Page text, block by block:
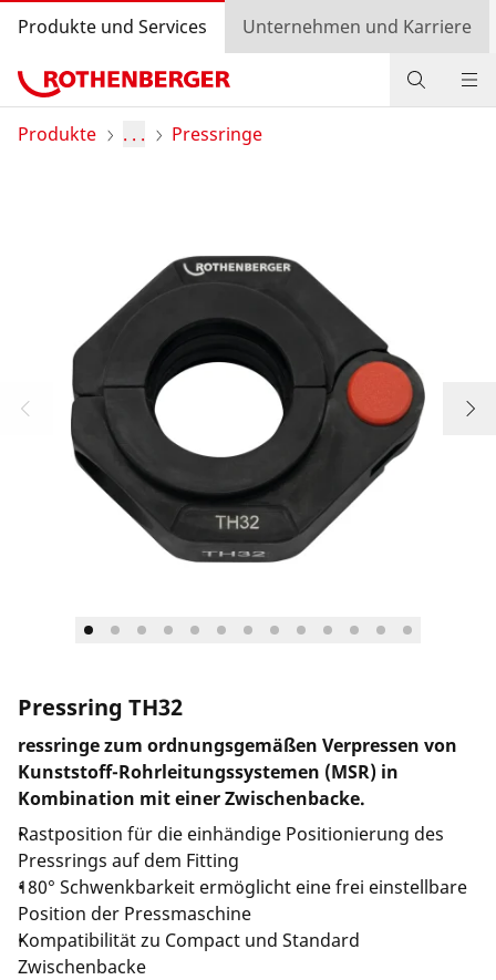
Produkte und Services Unternehmen und Karriere
Produkte
Bonusprogramm
Händlersuche
Login
Länderauswahl
Unternehmen und Karriere
Produkte . . . Pressringe
Pressring TH32
ressringe zum ordnungsgemäßen Verpressen von
Kunststoff-Rohrleitungssystemen (MSR) in
Kombination mit einer Zwischenbacke.
Rastposition für die einhändige Positionierung des
Pressrings auf dem Fitting
180° Schwenkbarkeit ermöglicht eine frei einstellbare
Position der Pressmaschine
Kompatibilität zu Compact und Standard
Zwischenbacke